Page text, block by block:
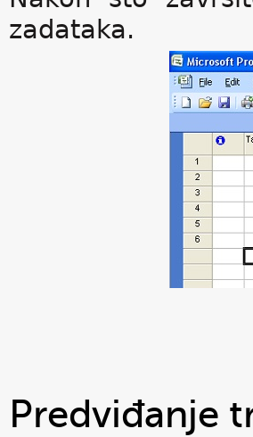
zadataka.
Predviđanje